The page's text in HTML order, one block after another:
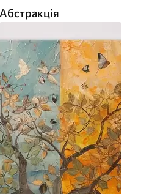
Абстракція